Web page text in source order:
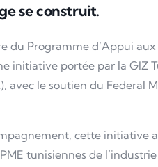
se construit.
du Programme d’Appui
initiative portée par la GIZ
avec le soutien du Federal
cette initiative
tunisiennes de